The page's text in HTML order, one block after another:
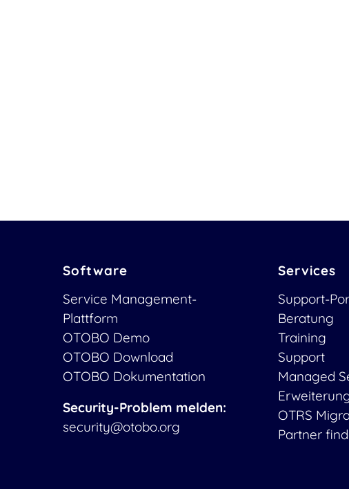
Software
Service Management-
Plattform
OTOBO Demo
OTOBO Download
OTOBO Dokumentation
Security-Problem melden:
security@otobo.org
Services
Support-
Beratung
Training
Support
Managed
OTRS
Partner